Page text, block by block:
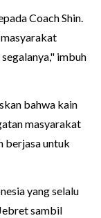
Coach Shin.
imbuh
bahwa kain
masyarakat
berjasa untuk
yang selalu
sambil